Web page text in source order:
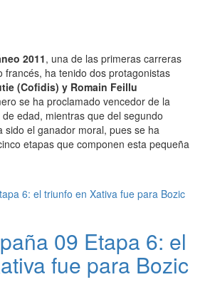
2011, una de las primeras carreras
francés, ha tenido dos protagonistas
(Cofidis) y Romain Feillu
se ha proclamado vencedor de la
edad, mientras que del segundo
sido el ganador moral, pues se ha
etapas que componen esta pequeña
09 Etapa 6: el
fue para Bozic